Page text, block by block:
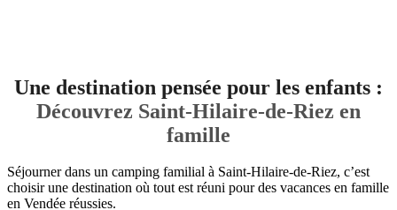
Une destination pensée pour les enfants :
Découvrez Saint-Hilaire-de-Riez en
famille
Séjourner dans un camping familial à Saint-Hilaire-de-Riez, c’est
choisir une destination où tout est réuni pour des vacances en famille
en Vendée réussies.